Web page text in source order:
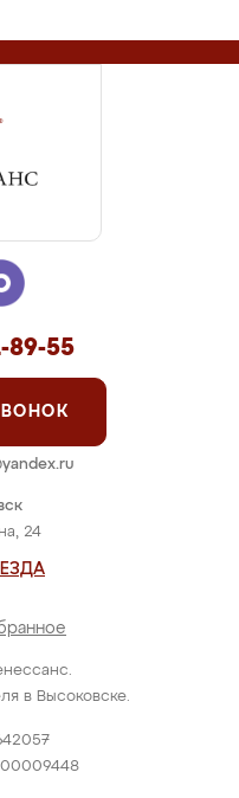
в Высоковске.
24
89-55